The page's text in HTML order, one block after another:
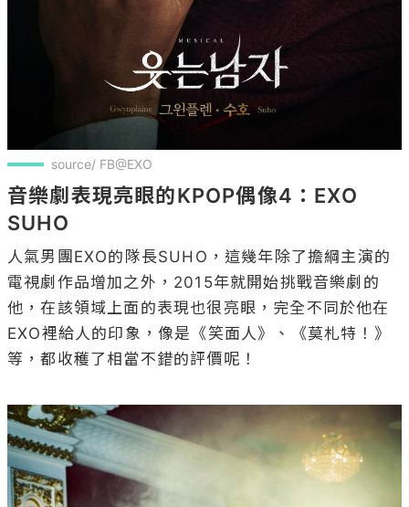
source/ FB@EXO
音樂劇表現亮眼的KPOP偶像4：EXO
SUHO
人氣男團EXO的隊長SUHO，這幾年除了擔綱主演的
電視劇作品增加之外，2015年就開始挑戰音樂劇的
他，在該領域上面的表現也很亮眼，完全不同於他在
EXO裡給人的印象，像是《笑面人》、《莫札特！》
等，都收穫了相當不錯的評價呢！